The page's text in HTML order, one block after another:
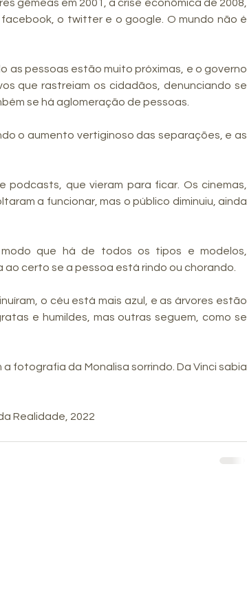
gêmeas em 2001, a crise econômica de 2008,
o twitter e o google. O mundo não é
as pessoas estão muito próximas, e o governo
que rastreiam os cidadãos, denunciando se
se há aglomeração de pessoas.
o aumento vertiginoso das separações, e as
que vieram para ficar. Os cinemas,
a funcionar, mas o público diminuiu, ainda
que há de todos os tipos e modelos,
certo se a pessoa está rindo ou chorando.
o céu está mais azul, e as árvores estão
e humildes, mas outras seguem, como se
fotografia da Monalisa sorrindo. Da Vinci sabia
Realidade, 2022